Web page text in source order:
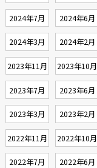
2024年7月 2024年6月
2024年3月 2024年2月
2023年11月 2023年10月
2023年7月 2023年6月
2023年3月 2023年2月
2022年11月 2022年10月
2022年7月 2022年6月